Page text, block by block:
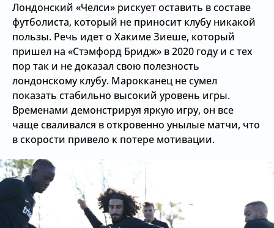
Лондонский «Челси» рискует оставить в составе
футболиста, который не приносит клубу никакой
пользы. Речь идет о Хакиме Зиеше, который
пришел на «Стэмфорд Бридж» в 2020 году и с тех
пор так и не доказал свою полезность
лондонскому клубу. Марокканец не сумел
показать стабильно высокий уровень игры.
Временами демонстрируя яркую игру, он все
чаще сваливался в откровенно унылые матчи, что
в скорости привело к потере мотивации.
О сайте
Контакты